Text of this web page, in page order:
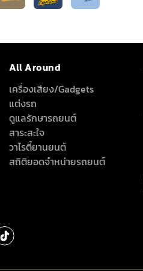
All Around
เครื่องเสียง/Gadgets
แต่งรถ
ดูแลรักษารถยนต์
สาระสะใจ
วาไรตี้ยานยนต์
สถิติยอดจำหน่ายรถยนต์